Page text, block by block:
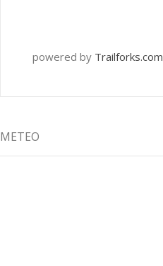
powered by Trailforks.com
METEO